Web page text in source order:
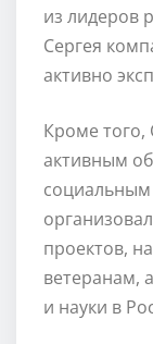
из лидеров
Сергея
активно
Кроме того,
активным
проектов,
ветеранам,
и науки в